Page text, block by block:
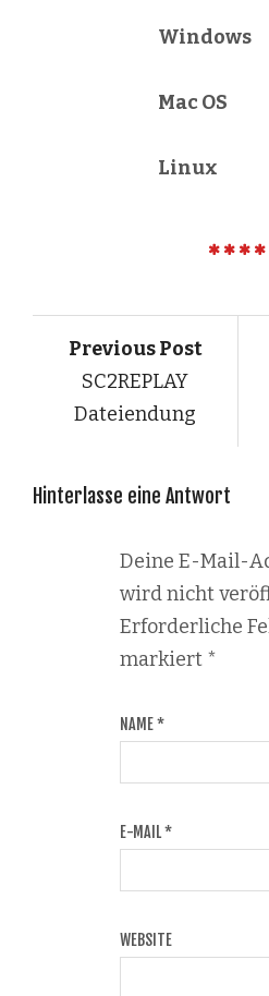
Windows
Mac OS
Linux
Previous Post
SC2REPLAY
Dateiendung
Hinterlasse eine Antwort
Deine E-Mail-
wird nicht
Erforderliche
markiert *
NAME*
E-MAIL*
WEBSITE